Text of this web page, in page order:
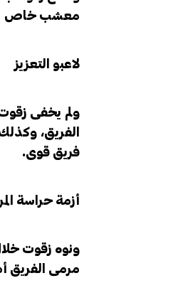
معشب خاص
لاعبو التعزيز
ولم يخفى زقوت
الفريق،
فريق قوى.
أزمة حراسة
ونوه زقوت
مرمى الفريق